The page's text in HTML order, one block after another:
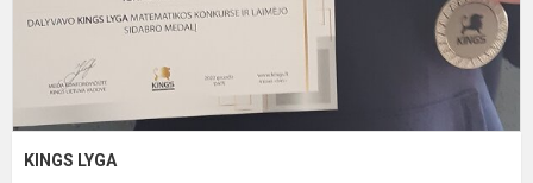
KINGS LYGA